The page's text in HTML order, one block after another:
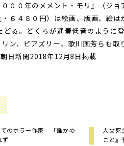
０年のメメント・モリ』（ジョ
６４８０円）は絵画、版画、絵は
どる。どくろが通奏低音のように
ン、ビアズリー、歌川国芳らも
日新聞2018年12月8日掲載
のホラー作家 「誰かの
ず
人文死
こと』